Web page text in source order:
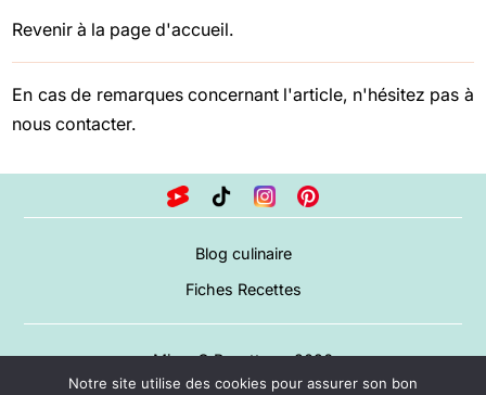
Revenir à la page d'accueil.
En cas de remarques concernant l'article, n'hésitez pas à
nous contacter.
Blog culinaire
Fiches Recettes
Miam O Recettes – 2026
Notre site utilise des cookies pour assurer son bon